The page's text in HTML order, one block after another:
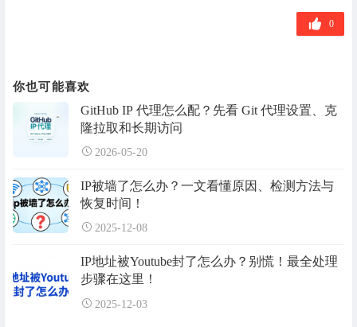
0
你也可能喜欢
GitHub IP 代理怎么配？先看 Git 代理设置、克
隆拉取和长期访问
2026-05-20
IP被墙了怎么办？一文看懂原因、检测方法与
恢复时间！
2025-12-08
IP地址被Youtube封了怎么办？别慌！最全处理
步骤在这里！
2025-12-03